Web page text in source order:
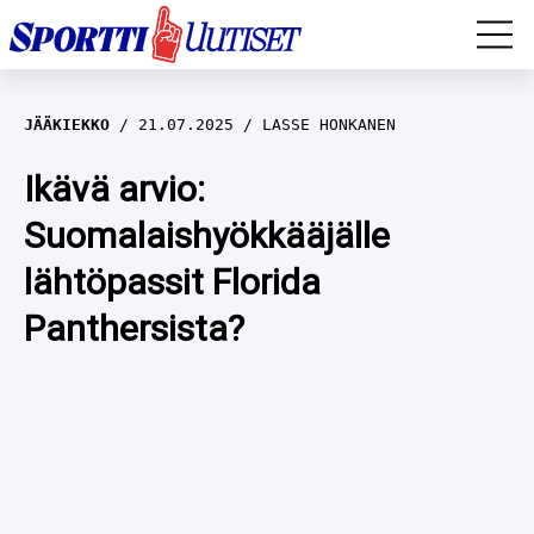
EM-YLEISURHEILU
JÄÄKIEKKO
YLEISURHEILU
WILMA HELTELÄ
TALVILAJIT
JÄÄKIEKKO 21.07.2025 LASSE HONKANEN
Ikävä arvio:
Suomalaishyökkääjälle
lähtöpassit Florida
Panthersista?